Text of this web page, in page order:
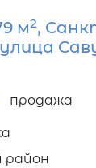
м2,
продажа
район